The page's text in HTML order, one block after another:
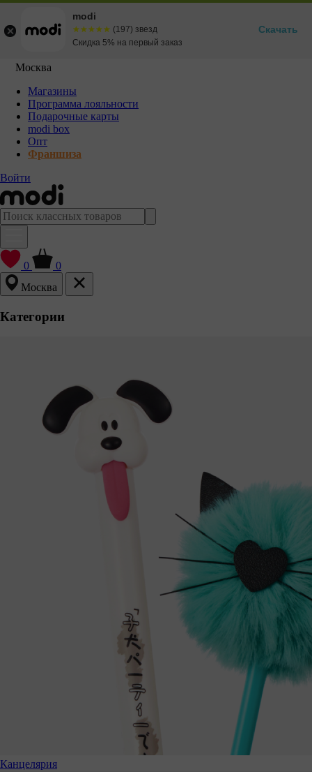
Москва
Магазины
Программа лояльности
Подарочные карты
modi box
Опт
Франшиза
Войти
0
0
Москва
Категории
Канцелярия
modi
☆☆☆☆☆
★★★★★ (197) звезд
Скидка 5% на первый заказ
Скачать